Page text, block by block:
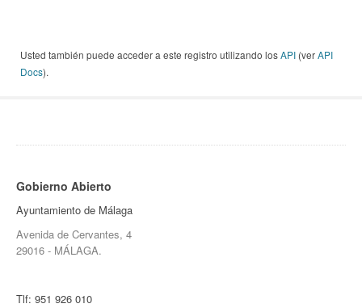
Usted también puede acceder a este registro utilizando losAPI (verAPI
Docs).
Gobierno Abierto
Ayuntamiento de Málaga
Avenida de Cervantes, 4
29016 - MÁLAGA.
Tlf: 951 926 010